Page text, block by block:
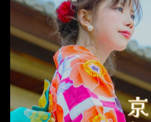
って思ってたんだけ